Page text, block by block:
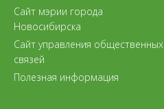
Сайт мэрии города
Новосибирска
Сайт управления общественных
связей
Полезная информация